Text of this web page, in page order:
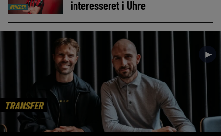
NYHEDER interesseret i Uhre
TRANSFER
►